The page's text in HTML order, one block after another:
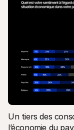
Un tiers des
l’économie du